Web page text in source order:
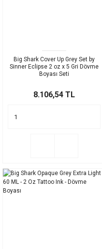
Big Shark Cover Up Grey Set by
Sinner Eclipse 2 oz x 5 Gri Dövme
Boyası Seti
8.106,54 TL